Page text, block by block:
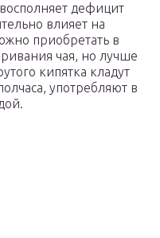
дефицит
влияет на
приобретать в
чая, но лучше
кипятка кладут
употребляют в